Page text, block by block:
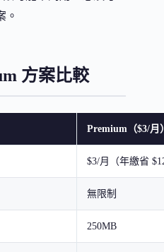
。
方案比較
Premium（$3/月
$3/月（年繳省
無限制
250MB